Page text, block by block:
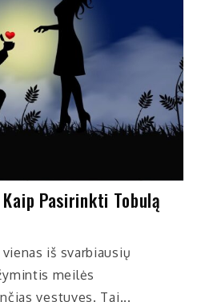
Pasirinkti Tobulą
iš svarbiausių
meilės
vestuves. Tai...